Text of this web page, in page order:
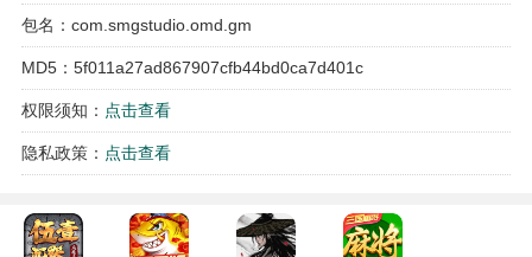
包名：com.smgstudio.omd.gm
MD5：5f011a27ad867907cfb44bd0ca7d401c
权限须知： 点击查看
隐私政策： 点击查看